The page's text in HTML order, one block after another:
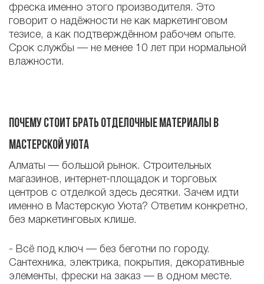
фреска именно этого производителя. Это
говорит о надёжности не как маркетинговом
тезисе, а как подтверждённом рабочем опыте.
Срок службы — не менее 10 лет при нормальной
влажности.
Почему стоит брать отделочные материалы в
Мастерской Уюта
Алматы — большой рынок. Строительных
магазинов, интернет-площадок и торговых
центров с отделкой здесь десятки. Зачем идти
именно в Мастерскую Уюта? Ответим конкретно,
без маркетинговых клише.
- Всё под ключ — без беготни по городу.
Сантехника, электрика, покрытия, декоративные
элементы, фрески на заказ — в одном месте.